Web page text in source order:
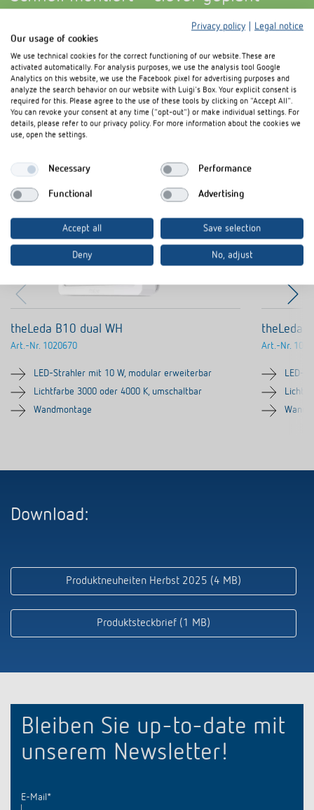
theLeda B wird direkt an die Wand montiert – ohne Abzweigdose. Der
neigbare Strahler ermöglicht eine präzise Ausrichtung, auch in
Innenecken. Edelstahl-Montagebügel und ein robuster
Aluminiumkühlkörper sorgen für lange Lebensdauer.
theLeda B10 dual WH
Art.-Nr. 1020670
LED-Strahler mit 10 W, modular erweiterbar
Lichtfarbe 3000 oder 4000 K, umschaltbar
Wandmontage
theLeda
Art.-Nr.
LED-
Download:
Produktneuheiten Herbst 2025 (4 MB)
Produktsteckbrief (1 MB)
Bleiben Sie up-to-date mit
unserem Newsletter!
E-Mail *
Privacy policy
Legal notice
Our usage of cookies
We use technical cookies for the correct functioning of our website. These are
activated automatically. For analysis purposes, we use the analysis tool Google
Analytics on this website, we use the Facebook pixel for advertising purposes and
analyze the search behavior on our website with Luigi's Box. Your explicit consent is
required for this. Please agree to the use of these tools by clicking on "Accept All".
You can revoke your consent at any time ("opt-out") or make individual settings. For
details, please refer to our privacy policy. For more information about the cookies we
use, open the settings.
Necessary Performance
Functional Advertising
Accept all Save selection
Deny No, adjust